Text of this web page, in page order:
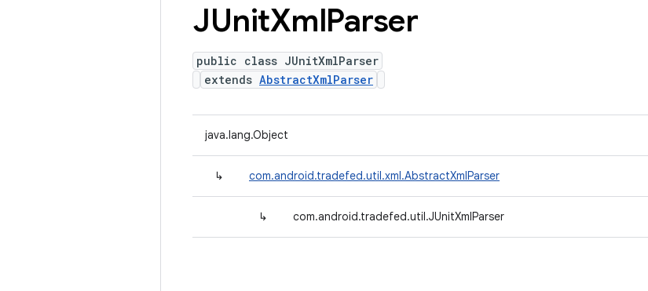
JUnitXmlParser
public class JUnitXmlParser
extends AbstractXmlParser
java.lang.Object
↳ com.android.tradefed.util.xml.AbstractXmlParser
↳ com.android.tradefed.util.JUnitXmlParser